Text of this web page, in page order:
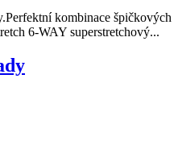
AMP